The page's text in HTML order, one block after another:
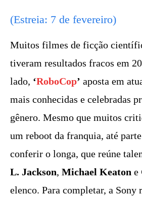
(Estreia: 7 de fevereiro)
Muitos filmes de ficção
tiveram resultados fracos em
lado, ‘RoboCop’ aposta em
mais conhecidas e celebradas
gênero. Mesmo que muitos
um reboot da franquia, até
conferir o longa, que reúne
L. Jackson, Michael Keaton e
elenco. Para completar, a Sony